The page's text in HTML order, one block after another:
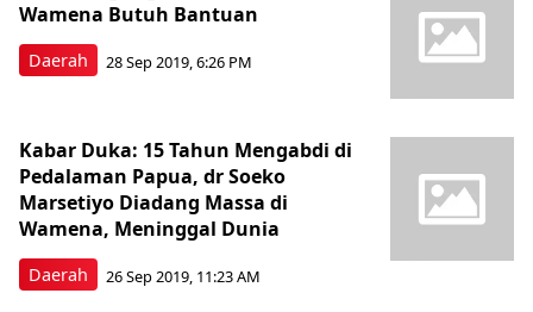
Daerah
Wamena Butuh Bantuan
28 Sep 2019, 6:26 PM
Daerah
Kabar Duka: 15 Tahun Mengabdi di
Pedalaman Papua, dr Soeko
Marsetiyo Diadang Massa di
Wamena, Meninggal Dunia
26 Sep 2019, 11:23 AM